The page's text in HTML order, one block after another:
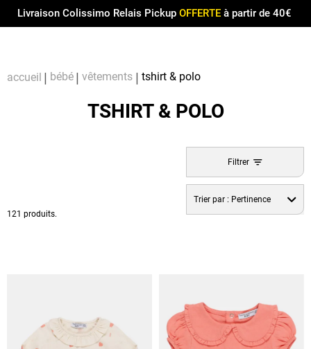
Livraison Colissimo Relais Pickup OFFERTEà partir de 40€
accueil bébé vêtements tshirt & polo
TSHIRT & POLO
121 produits.
Filtrer
Trier par : Pertinence